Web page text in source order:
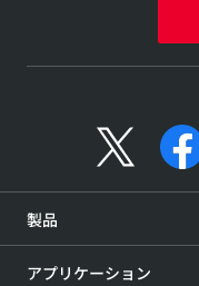
製品
アプリケーション